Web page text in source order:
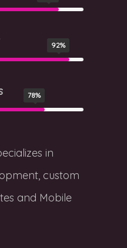
92%
78%
in
custom
and Mobile